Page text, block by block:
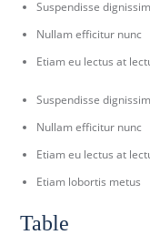
Suspendisse dignissim
Nullam efficitur nunc
Etiam eu lectus at
Suspendisse dignissim
Nullam efficitur nunc
Etiam eu lectus at
Etiam lobortis metus
Table